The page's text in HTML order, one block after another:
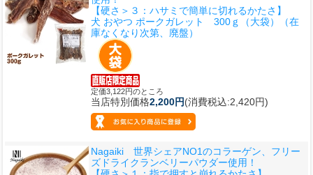
【硬さ＞３：ハサミで簡単に切れるかたさ】
犬 おやつ ポークガレット 300ｇ（大袋）（在
庫なくなり次第、廃盤）
定価3,122円のところ
当店特別価格2,200円(消費税込:2,420円)
Nagaiki 世界シェアNO1のコラーゲン、フリー
ズドライクランベリーパウダー使用！